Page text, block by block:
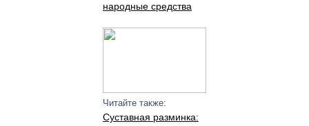
народные средства
Читайте также:
Суставная разминка: